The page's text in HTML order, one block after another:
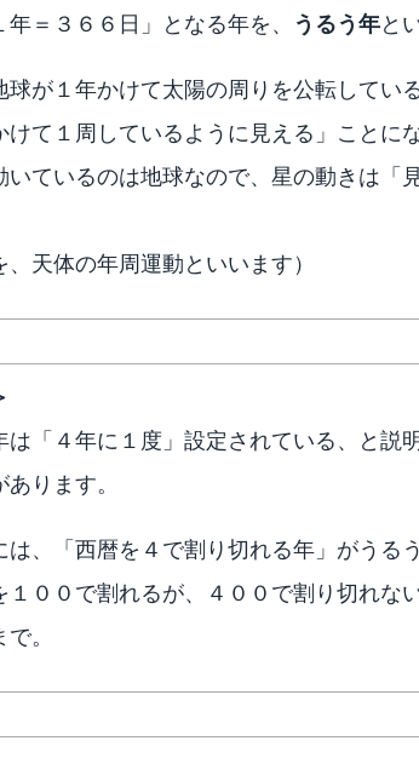
年＝３６６日」となる年を、 うるう年と
球が１年かけて太陽の周りを公転してい
けて１周しているように見える」ことに
いているのは地球なので、星の動きは「
、天体の年周運動といいます）
は「４年に１度」設定されている、と説
ります。
は、「西暦を４で割り切れる年」がうる
１００で割れるが、４００で割り切れな
。